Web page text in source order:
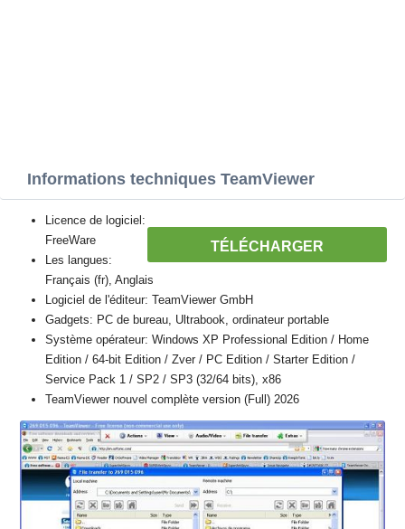
Informations techniques TeamViewer
TÉLÉCHARGER
Licence de logiciel:
FreeWare
Les langues:
Français (fr), Anglais
Logiciel de l'éditeur: TeamViewer GmbH
Gadgets: PC de bureau, Ultrabook, ordinateur portable
Système opérateur: Windows XP Professional Edition / Home
Edition / 64-bit Edition / Zver / PC Edition / Starter Edition /
Service Pack 1 / SP2 / SP3 (32/64 bits), x86
TeamViewer nouvel complète version (Full) 2026